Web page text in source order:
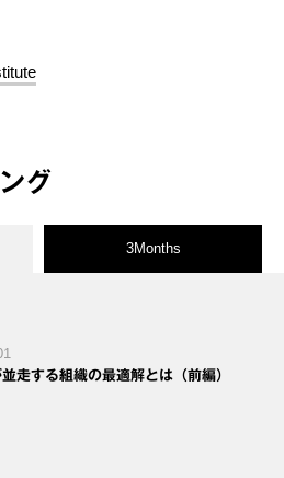
グ
3Months
走する組織の最適解とは（前編）